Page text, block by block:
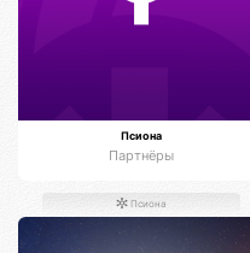
Псиона
Партнёры
Псиона